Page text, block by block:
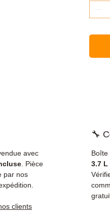
avec
. Pièce
par nos
clients
🔧
Boîte
3.7